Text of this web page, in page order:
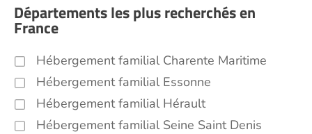
Départements les plus recherchés en
France
Hébergement familial Charente Maritime
Hébergement familial Essonne
Hébergement familial Hérault
Hébergement familial Seine Saint Denis